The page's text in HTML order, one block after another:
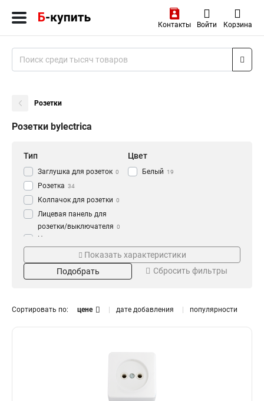
Контакты Войти Корзина
Розетки
Розетки bylectrica
Тип
Заглушка для розеток 0
Розетка 34
Колпачок для розетки 0
Лицевая панель для
розетки/выключателя 0
Накладка для розетки
Лючок для фальшпола 0
Розетка уличная
Вилка 4
Цвет
Белый 19
2-местн 5
4-местн 7
Тип розетки
Разборная
Показать характеристики
Подобрать
Сбросить фильтры
Сортировать по: цене дате добавления популярности